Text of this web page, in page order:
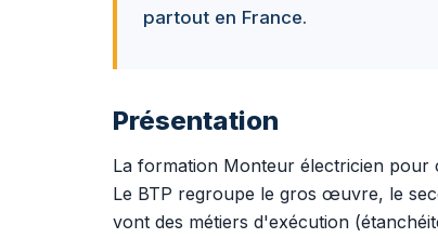
partout en France.
Présentation
La formation Monteur électricien pour
Le BTP regroupe le gros œuvre, le
vont des métiers d'exécution